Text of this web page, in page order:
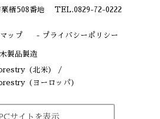
栗栖508番地 TEL.0829-72-0222
ップ プライバシーポリシー
木製品製造
（北米）
/
（ヨーロッパ）
サイトを表示